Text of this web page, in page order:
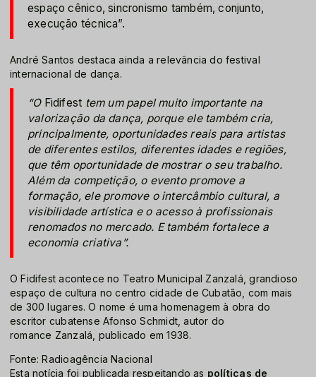
espaço cênico, sincronismo também, conjunto,
execução técnica”.
André Santos destaca ainda a relevância do festival
internacional de dança.
“O Fidifest tem um papel muito importante na
valorização da dança, porque ele também cria,
principalmente, oportunidades reais para artistas
de diferentes estilos, diferentes idades e regiões,
que têm oportunidade de mostrar o seu trabalho.
Além da competição, o evento promove a
formação, ele promove o intercâmbio cultural, a
visibilidade artística e o acesso à profissionais
renomados no mercado. E também fortalece a
economia criativa”.
O Fidifest acontece no Teatro Municipal Zanzalá, grandioso
espaço de cultura no centro cidade de Cubatão, com mais
de 300 lugares. O nome é uma homenagem à obra do
escritor cubatense Afonso Schmidt, autor do
romance Zanzalá, publicado em 1938.
Fonte: Radioagência Nacional
Esta notícia foi publicada respeitando as políticas de